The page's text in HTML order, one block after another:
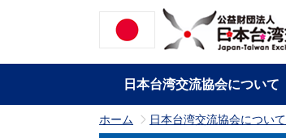
日本台湾交流協会について
ホーム >
日本台湾交流協会について